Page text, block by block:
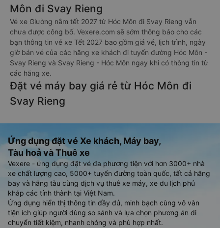
Môn đi Svay Rieng
Vé xe Giường nằm tết 2027 từ Hóc Môn đi Svay Rieng vẫn
chưa được công bố. Vexere.com sẽ sớm thông báo cho các
bạn thông tin vé xe Tết 2027 bao gồm giá vé, lịch trình, ngày
giờ bán vé của các hãng xe khách đi tuyến đường Hóc Môn -
Svay Rieng và Svay Rieng - Hóc Môn ngay khi có thông tin từ
các hãng xe.
Đặt vé máy bay giá rẻ từ Hóc Môn đi
Svay Rieng
Ứng dụng đặt vé Xe khách, Máy bay,
Tàu hoả và Thuê xe
Vexere - ứng dụng đặt vé đa phương tiện với hơn 3000+ nhà
xe chất lượng cao, 5000+ tuyến đường toàn quốc, tất cả hãng
bay và hãng tàu cùng dịch vụ thuê xe máy, xe du lịch phủ
khắp các tỉnh thành tại Việt Nam.
Ứng dụng hiển thị thông tin đầy đủ, minh bạch cùng vô vàn
tiện ích giúp người dùng so sánh và lựa chọn phương án di
chuyển tiết kiệm, nhanh chóng và phù hợp nhất.